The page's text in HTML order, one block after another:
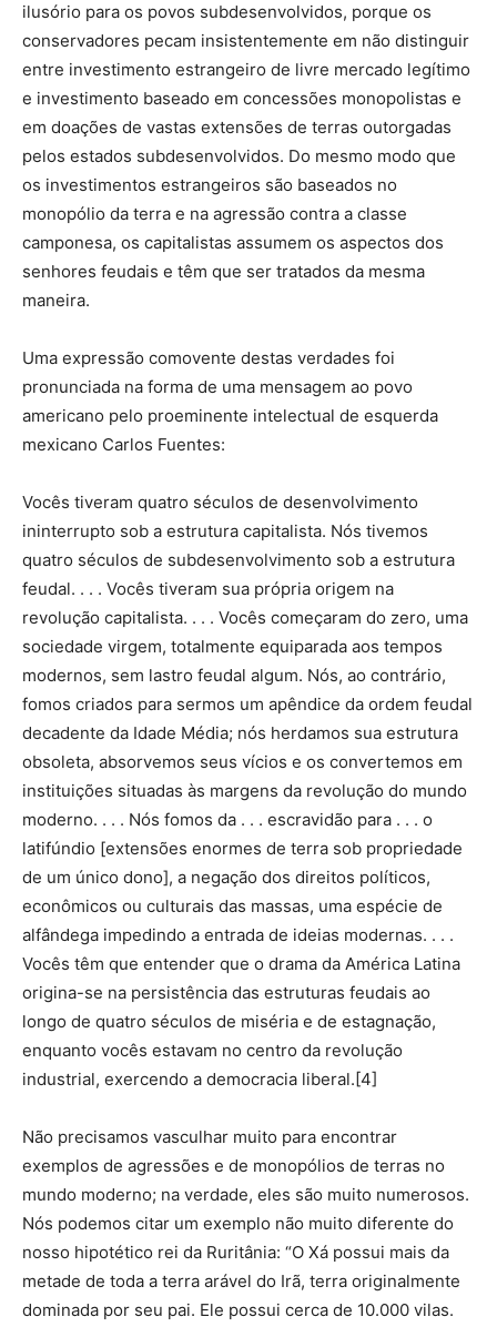
ilusório para os povos subdesenvolvidos, porque os
conservadores pecam insistentemente em não distinguir
entre investimento estrangeiro de livre mercado legítimo
e investimento baseado em concessões monopolistas e
em doações de vastas extensões de terras outorgadas
pelos estados subdesenvolvidos. Do mesmo modo que
os investimentos estrangeiros são baseados no
monopólio da terra e na agressão contra a classe
camponesa, os capitalistas assumem os aspectos dos
senhores feudais e têm que ser tratados da mesma
maneira.
Uma expressão comovente destas verdades foi
pronunciada na forma de uma mensagem ao povo
americano pelo proeminente intelectual de esquerda
mexicano Carlos Fuentes:
Vocês tiveram quatro séculos de desenvolvimento
ininterrupto sob a estrutura capitalista. Nós tivemos
quatro séculos de subdesenvolvimento sob a estrutura
feudal. . . . Vocês tiveram sua própria origem na
revolução capitalista. . . . Vocês começaram do zero, uma
sociedade virgem, totalmente equiparada aos tempos
modernos, sem lastro feudal algum. Nós, ao contrário,
fomos criados para sermos um apêndice da ordem feudal
decadente da Idade Média; nós herdamos sua estrutura
obsoleta, absorvemos seus vícios e os convertemos em
instituições situadas às margens da revolução do mundo
moderno. . . . Nós fomos da . . . escravidão para . . . o
latifúndio [extensões enormes de terra sob propriedade
de um único dono], a negação dos direitos políticos,
econômicos ou culturais das massas, uma espécie de
alfândega impedindo a entrada de ideias modernas. . . .
Vocês têm que entender que o drama da América Latina
origina-se na persistência das estruturas feudais ao
longo de quatro séculos de miséria e de estagnação,
enquanto vocês estavam no centro da revolução
industrial, exercendo a democracia liberal.[4]
Não precisamos vasculhar muito para encontrar
exemplos de agressões e de monopólios de terras no
mundo moderno; na verdade, eles são muito numerosos.
Nós podemos citar um exemplo não muito diferente do
nosso hipotético rei da Ruritânia: “O Xá possui mais da
metade de toda a terra arável do Irã, terra originalmente
dominada por seu pai. Ele possui cerca de 10.000 vilas.